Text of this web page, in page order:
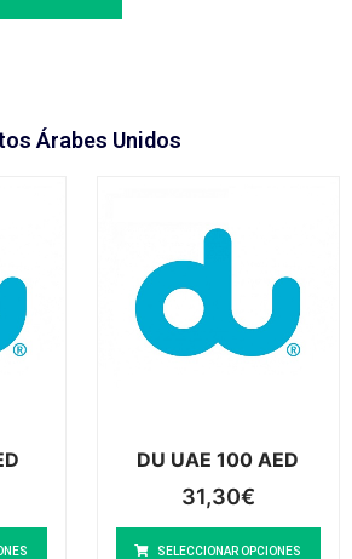
Árabes Unidos
DU UAE 100 AED
31,30€
SELECCIONAR OPCIONES